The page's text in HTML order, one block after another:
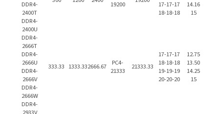
DDR4-
2400T
DDR4-
2400U
19200
17-17-17
18-18-18
14.16
15
DDR4-
2666T
DDR4-
2666U
DDR4-
2666V
DDR4-
2666W
333.33 1333.332666.67
PC4-
21333
21333.33
17-17-17
18-18-18
19-19-19
20-20-20
12.75
13.50
14.25
15
DDR4-